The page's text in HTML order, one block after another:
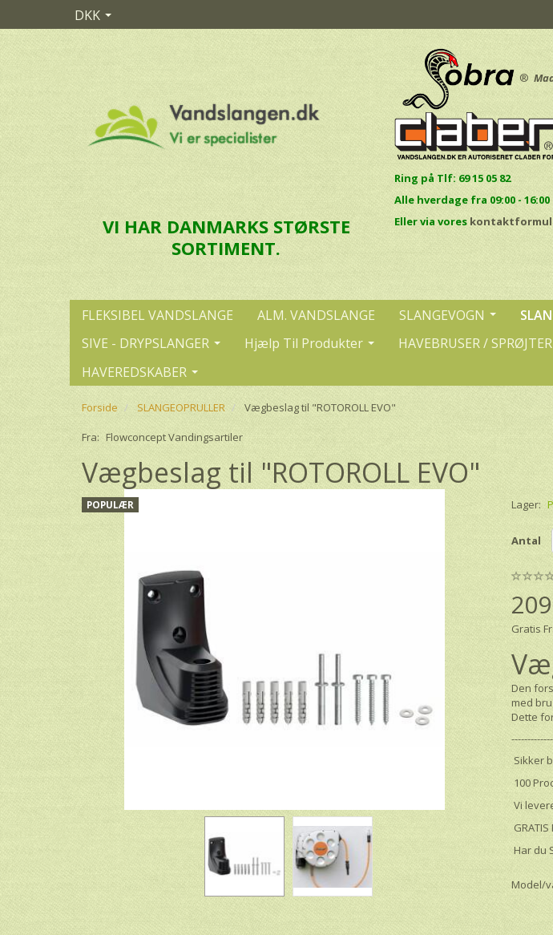
DKK
VI HAR DANMARKS STØRSTE
SORTIMENT.
®
Ring på Tlf: 69 15 05 82
Alle hverdage fra 09:00 - 16:00
Eller via vores
FLEKSIBEL VANDSLANGE ALM. VANDSLANGE SLANGEVOGN
SIVE - DRYPSLANGER
Hjælp Til Produkter HAVEBRUSER / SPRØJTER
HAVEREDSKABER
Forside SLANGEOPRULLER Vægbeslag til "ROTOROLL EVO"
Fra: Flowconcept Vandingsartiler
Vægbeslag til "ROTOROLL EVO"
POPULÆR Lager:
Antal
Gratis
Den
med
Dette
Sikker
100
Vi
GRATIS
Har du
Model/